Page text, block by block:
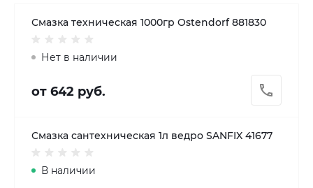
Смазка техническая 1000гр Ostendorf 881830
Нет в наличии
от 642 руб.
Смазка сантехническая 1л ведро SANFIX 41677
В наличии